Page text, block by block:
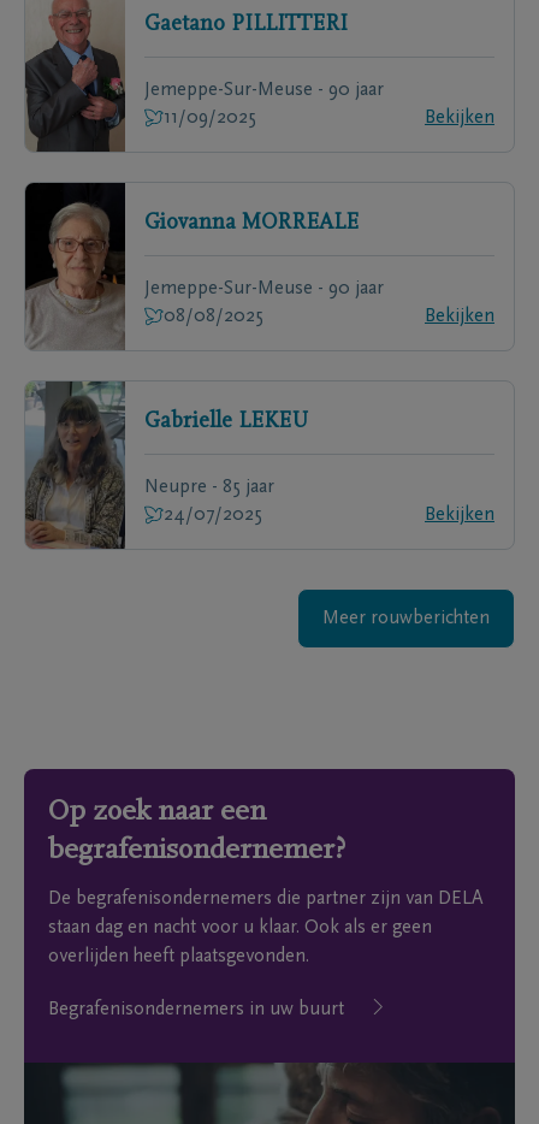
Gaetano PILLITTERI
Jemeppe-Sur-Meuse - 90 jaar
11/09/2025
Bekijken
Giovanna MORREALE
Jemeppe-Sur-Meuse - 90 jaar
08/08/2025
Bekijken
Gabrielle LEKEU
Neupre - 85 jaar
24/07/2025
Bekijken
Meer rouwberichten
Op zoek naar een
begrafenisondernemer?
De begrafenisondernemers die partner zijn van DELA
staan dag en nacht voor u klaar. Ook als er geen
overlijden heeft plaatsgevonden.
Begrafenisondernemers in uw buurt